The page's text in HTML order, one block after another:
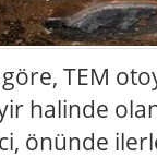
TEM
halinde
önünde